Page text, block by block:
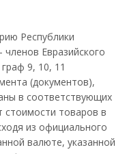
Республики
членов Евразийского
9, 10, 11
(документов),
в соответствующих
стоимости товаров в
из официального
валюте, указанной